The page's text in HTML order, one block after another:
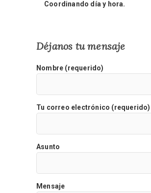
Coordinando día y hora.
Déjanos tu mensaje
Nombre (requerido)
Tu correo electrónico (requerido)
Asunto
Mensaje